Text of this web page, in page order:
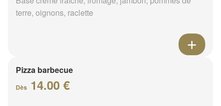
terre, oignons, raclette
Pizza barbecue
Dès 14.00 €